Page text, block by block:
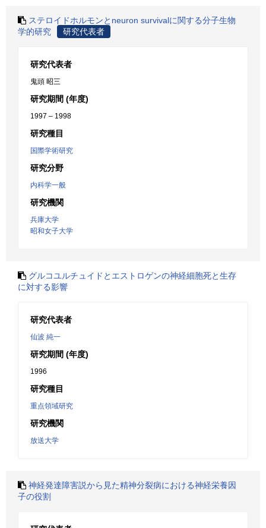
ステロイドホルモンとneuron survivalに関する分子生物
学的研究
研究代表者
研究代表者
鬼頭 昭三
研究期間 (年度)
1997 – 1998
研究種目
国際学術研究
研究分野
内科学一般
研究機関
兵庫大学
昭和女子大学
グルコユルチュイドとエストロゲンの神経細胞死と生存
に対する影響
研究代表者
仙波 純一
研究期間 (年度)
1996
研究種目
重点領域研究
研究機関
放送大学
神経発達障害説から見た精神分裂病における神経栄養因
子の役割